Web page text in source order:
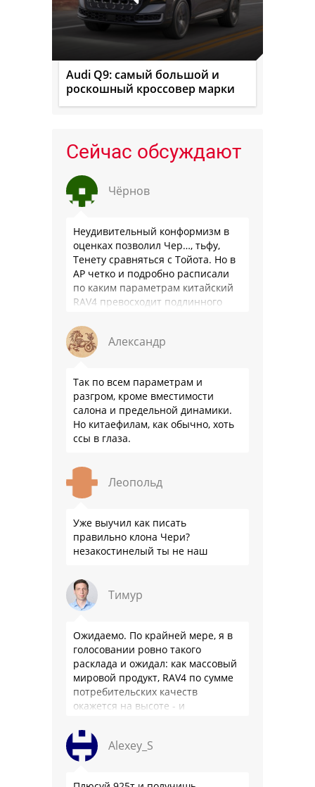
Audi Q9: самый большой и
роскошный кроссовер марки
Сейчас обсуждают
Чёрнов
Неудивительный конформизм в
оценках позволил Чер…, тьфу,
Тенету сравняться с Тойота. Но в
АР четко и подробно расписали
по каким параметрам китайский
RAV4 превосходит подлинного
подвеска едет ровно и приятно …
Александр
Так по всем параметрам и
разгром, кроме вместимости
салона и предельной динамики.
Но китаефилам, как обычно, хоть
ссы в глаза.
Леопольд
Уже выучил как писать
правильно клона Чери?
незакостинелый ты не наш
Тимур
Ожидаемо. По крайней мере, я в
голосовании ровно такого
расклада и ожидал: как массовый
мировой продукт, RAV4 по сумме
потребительских качеств
окажется на высоте - и
такое слово …
Alexey_S